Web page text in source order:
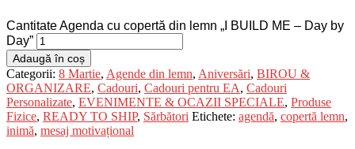
Cantitate Agenda cu copertă din lemn „I BUILD ME – Day by
Day”
Adaugă în coș
Categorii: 8 Martie, Agende din lemn, Aniversări, BIROU &
ORGANIZARE, Cadouri, Cadouri pentru EA, Cadouri
Personalizate, EVENIMENTE & OCAZII SPECIALE, Produse
Fizice, READY TO SHIP, Sărbători Etichete: agendă, copertă lemn,
inimă, mesaj motivațional